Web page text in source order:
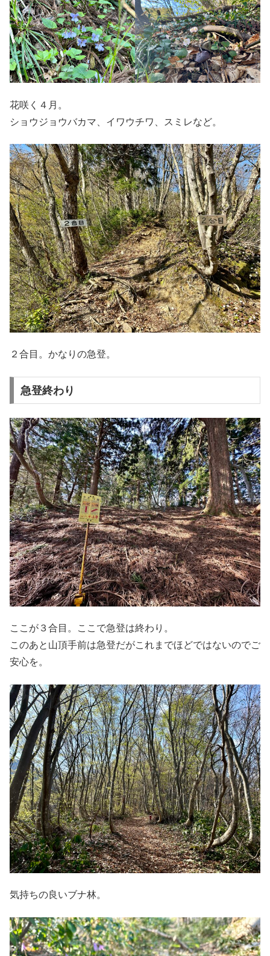
花咲く４月。
ショウジョウバカマ、イワウチワ、スミレなど。
２合目。かなりの急登。
急登終わり
ここが３合目。ここで急登は終わり。
このあと山頂手前は急登だがこれまでほどではないのでご
安心を。
気持ちの良いブナ林。